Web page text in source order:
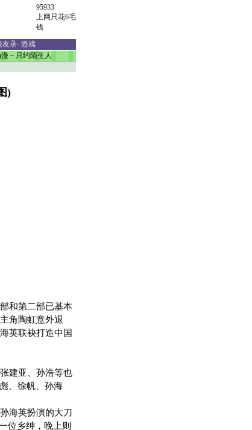
95933
上网只花6毛
钱
友录- 游戏
－ 只约陌生人
)
和第二部已基本
角陶虹意外退
英联袂打造中国
建亚、孙浩等也
、徐帆、孙海
海英扮演的大刀
位乡绅，晚上则